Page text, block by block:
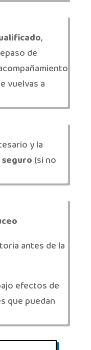
,
de
vuelvas a
y la
seguro (si no
antes de la
efectos de
que puedan